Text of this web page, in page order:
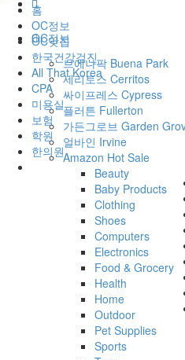
OC정보
브에나팍 Buena Park
세리토스 Cerritos
싸이프레스 Cypress
플러튼 Fullerton
가든그로브 Garden
얼바인 Irvine
Amazon Hot Sale
Beauty
Baby Products
Clothing
Shoes
Computers
Electronics
Food & Grocery
Health
Home
Outdoor
Pet Supplies
Sports
홈
OC정보
OC맛집
한국건강검진
All That Korea
CPA
미용실
보험
학원
한의원